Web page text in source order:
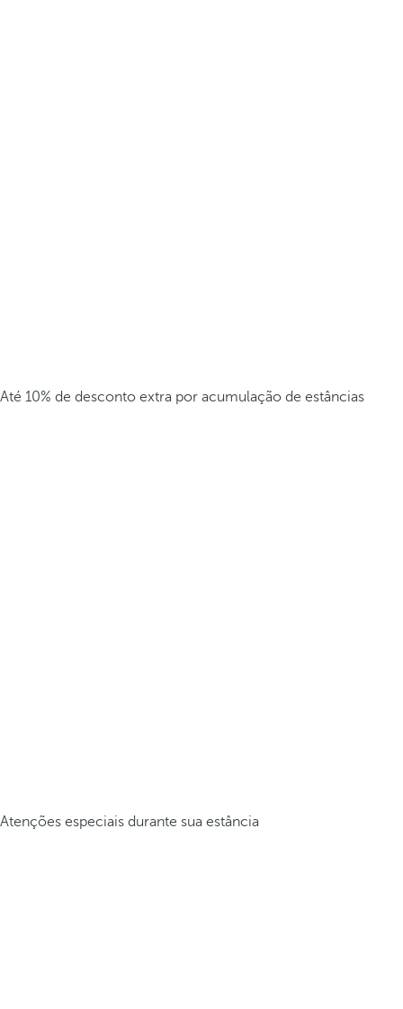
Até 10% de desconto extra por acumulação de estâncias
Atenções especiais durante sua estância